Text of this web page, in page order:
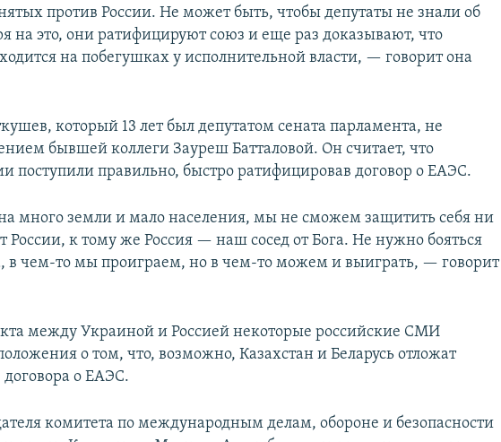
против России. Не может быть, чтобы депутаты не знали об
на это, они ратифицируют союз и еще раз доказывают, что
на побегушках у исполнительной власти, — говорит она
который 13 лет был депутатом сената парламента, не
бывшей коллеги Зауреш Батталовой. Он считает, что
поступили правильно, быстро ратифицировав договор о ЕАЭС.
много земли и мало населения, мы не сможем защитить себя ни
России, к тому же Россия — наш сосед от Бога. Не нужно бояться
в чем-то мы проиграем, но в чем-то можем и выиграть, — говорит
между Украиной и Россией некоторые российские СМИ
о том, что, возможно, Казахстан и Беларусь отложат
о ЕАЭС.
комитета по международным делам, обороне и безопасности